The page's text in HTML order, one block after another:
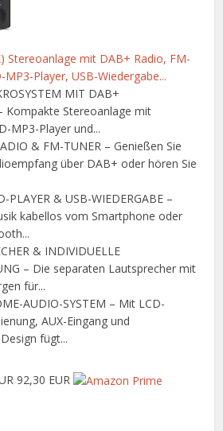
Stereoanlage mit DAB+ Radio, FM-
Player, USB-Wiedergabe...
MIT DAB+
Kompakte Stereoanlage mit
MP3-Player und...
& FM-TUNER – Genießen Sie
über DAB+ oder hören Sie
PLAYER & USB-WIEDERGABE –
kabellos vom Smartphone oder
& INDIVIDUELLE
– Die separaten Lautsprecher mit
für...
AUDIO-SYSTEM – Mit LCD-
AUX-Eingang und
fügt...
92,30 EUR